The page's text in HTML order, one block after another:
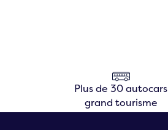
Plus de 30 autocars
grand tourisme